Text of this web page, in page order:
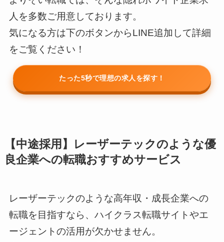
人を多数ご用意しております。
気になる方は下のボタンからLINE追加して詳細
をご覧ください！
たった5秒で理想の求人を探す！
【中途採用】レーザーテックのような優
良企業への転職おすすめサービス
レーザーテックのような高年収・成長企業への
転職を目指すなら、ハイクラス転職サイトやエ
ージェントの活用が欠かせません。